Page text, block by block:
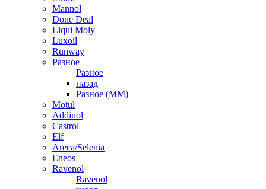
Mannol
Done Deal
Liqui Moly
Luxoil
Runway
Разное
Разное
назад
Разное (ММ)
Motul
Addinol
Castrol
Elf
Areca/Selenia
Eneos
Ravenol
Ravenol